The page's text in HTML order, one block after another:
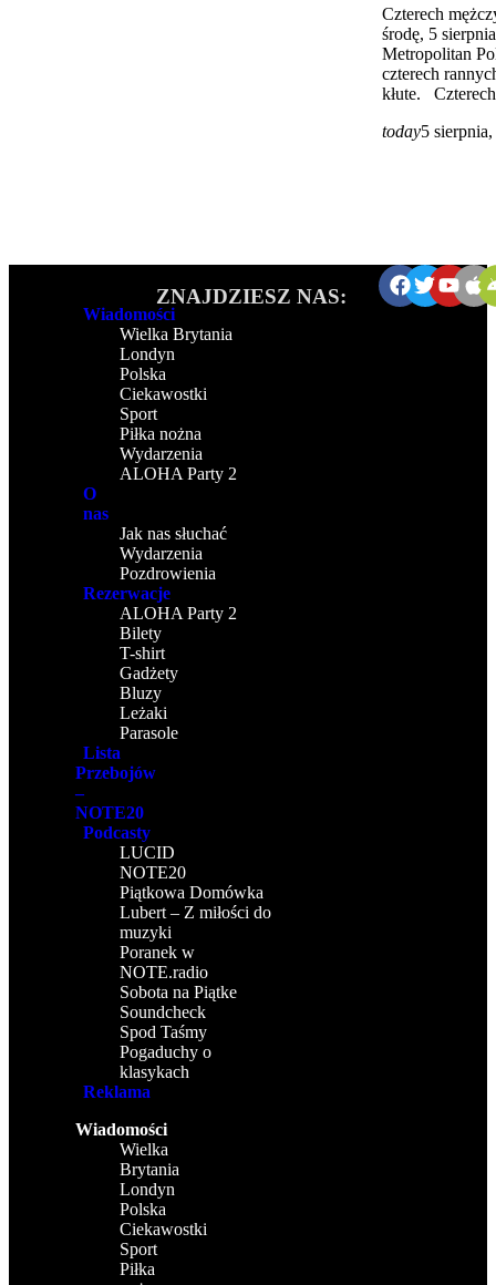
Czterech
środę, 5
Metropolitan
czterech
kłute.
today5
Wiadomości
Wielka Brytania
Londyn
Polska
Ciekawostki
Sport
Piłka nożna
Wydarzenia
ALOHA Party 2
O
nas
Jak nas słuchać
Wydarzenia
Pozdrowienia
Rezerwacje
ALOHA Party 2
Bilety
T-shirt
Gadżety
Bluzy
Leżaki
Parasole
Lista
Przebojów
–
NOTE20
Podcasty
LUCID
NOTE20
Piątkowa Domówka
Lubert – Z miłości do
muzyki
Poranek w
NOTE.radio
Sobota na Piątke
Soundcheck
Spod Taśmy
Pogaduchy o
klasykach
Reklama
Wiadomości
Wielka
Brytania
Londyn
Polska
Ciekawostki
Sport
Piłka
ZNAJDZIESZ NAS: